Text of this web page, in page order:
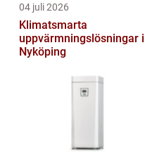
04 juli 2026
Klimatsmarta
uppvärmningslösningar i
Nyköping